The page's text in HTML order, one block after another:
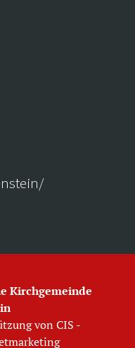
Kirchgemeinde
von CIS -